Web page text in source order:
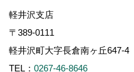
軽井沢支店
〒389-0111
軽井沢町大字長倉南ヶ丘647-4
TEL： 0267-46-8646